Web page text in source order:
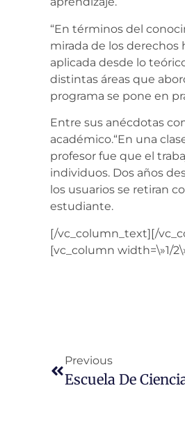
“En términos del
mirada de los derechos
aplicada desde lo
distintas áreas que
programa se pone en
Entre sus anécdotas
académico.“En una
profesor fue que el
individuos. Dos años
los usuarios se retiran
estudiante.
[/vc_column_text][/
[vc_column width=\»1/
Previous